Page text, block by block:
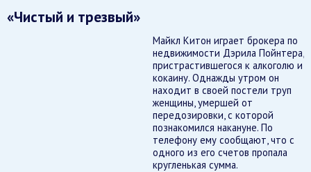
«Чистый и трезвый»
Майкл Китон играет брокера по
недвижимости Дэрила Пойнтера,
пристрастившегося к алкоголю и
кокаину. Однажды утром он
находит в своей постели труп
женщины, умершей от
передозировки, с которой
познакомился накануне. По
телефону ему сообщают, что с
одного из его счетов пропала
кругленькая сумма.